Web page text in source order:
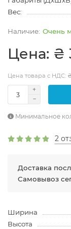
Вес:
Очень
Цена: ₴
Цена товара с НДС:
Минимальное
2
Доставка
Самовывоз
Ширина
Высота